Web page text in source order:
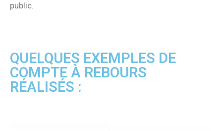
public.
QUELQUES EXEMPLES DE
COMPTE À REBOURS
RÉALISÉS :